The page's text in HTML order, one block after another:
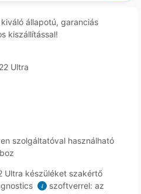
állapotú, garanciás
kiszállítással!
Ultra
szolgáltatóval használható
Ultra készüléket szakértő
i
szoftverrel: az